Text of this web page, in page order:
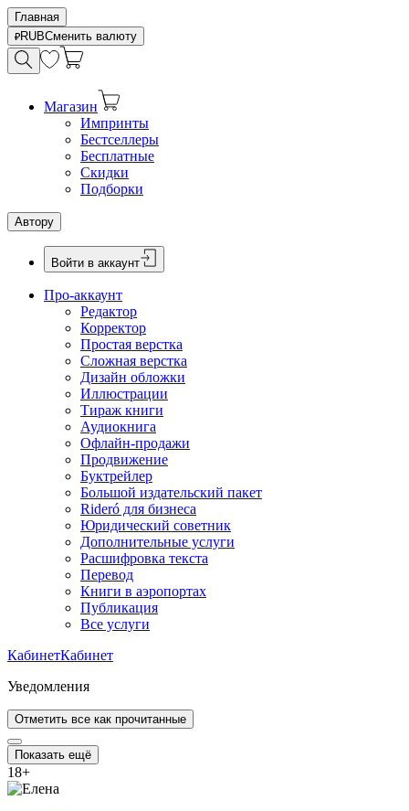
Главная
RUBСменить валюту
Магазин
Импринты
Бестселлеры
Бесплатные
Скидки
Подборки
Автору
Войти в аккаунт
Про-аккаунт
Редактор
Корректор
Простая верстка
Сложная верстка
Дизайн обложки
Иллюстрации
Тираж книги
Аудиокнига
Офлайн-продажи
Продвижение
Буктрейлер
Большой издательский пакет
Rideró для бизнеса
Юридический советник
Дополнительные услуги
Расшифровка текста
Перевод
Книги в аэропортах
Публикация
Все услуги
КабинетКабинет
Уведомления
Отметить все как прочитанные
Показать ещё
18+